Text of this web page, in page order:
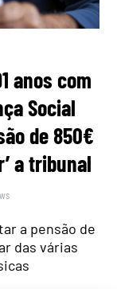
anos com
Social
de 850€
a tribunal
a pensão de
das várias